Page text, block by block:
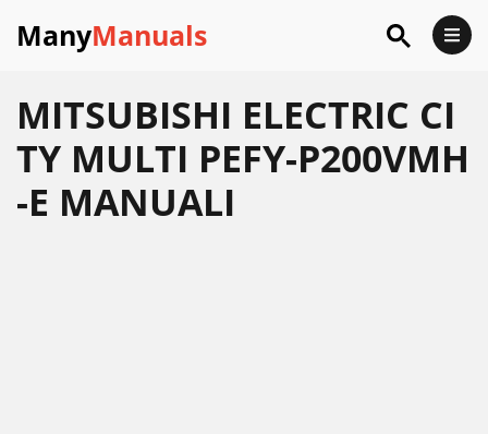
ManyManuals
MITSUBISHI ELECTRIC CI
TY MULTI PEFY-P200VMH
-E MANUALI